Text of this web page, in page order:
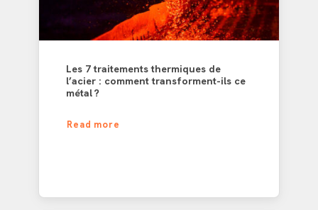
Les 7 traitements thermiques de
l’acier : comment transforment-ils ce
métal ?
Read more